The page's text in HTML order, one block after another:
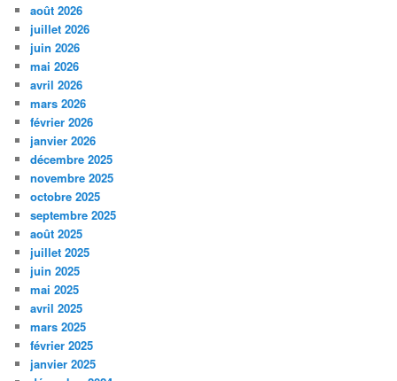
août 2026
juillet 2026
juin 2026
mai 2026
avril 2026
mars 2026
février 2026
janvier 2026
décembre 2025
novembre 2025
octobre 2025
septembre 2025
août 2025
juillet 2025
juin 2025
mai 2025
avril 2025
mars 2025
février 2025
janvier 2025